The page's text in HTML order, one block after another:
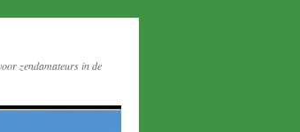
zendamateurs in de